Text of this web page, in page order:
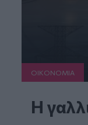
ΟΙΚΟΝΟΜΙΑ
Η